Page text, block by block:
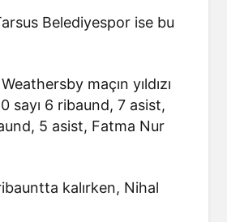
Belediyespor ise bu
maçın yıldızı
sayı 6 ribaund, 7 asist,
5 asist, Fatma Nur
kalırken, Nihal